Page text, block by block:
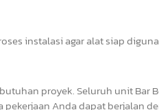
instalasi agar alat siap
proyek. Seluruh unit Bar
Anda dapat berjalan